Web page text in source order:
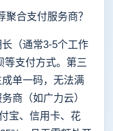
合支付服务商？
（通常3-5个工作
等支付方式。第三
单一码，无法满
商（如广力云）
宝、信用卡、花